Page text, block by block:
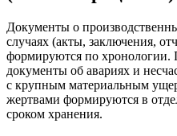
Документы о
случаях (акты, заключения,
формируются по
документы об авариях и
с крупным материальным
жертвами формируются в
сроком хранения.